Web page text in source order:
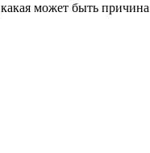
может быть причина